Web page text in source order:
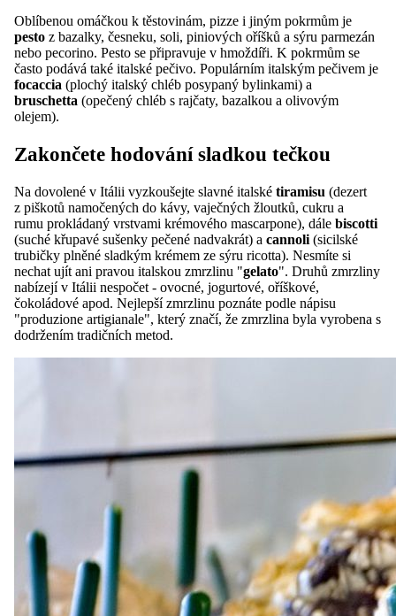
Oblíbenou omáčkou k těstovinám, pizze i jiným pokrmům je
pesto z bazalky, česneku, soli, piniových oříšků a sýru parmezán
nebo pecorino. Pesto se připravuje v hmoždíři. K pokrmům se
často podává také italské pečivo. Populárním italským pečivem je
focaccia (plochý italský chléb posypaný bylinkami) a
bruschetta (opečený chléb s rajčaty, bazalkou a olivovým
olejem).
Zakončete hodování sladkou tečkou
Na dovolené v Itálii vyzkoušejte slavné italské tiramisu (dezert
z piškotů namočených do kávy, vaječných žloutků, cukru a
rumu prokládaný vrstvami krémového mascarpone), dále biscotti
(suché křupavé sušenky pečené nadvakrát) a cannoli (sicilské
trubičky plněné sladkým krémem ze sýru ricotta). Nesmíte si
nechat ujít ani pravou italskou zmrzlinu "gelato". Druhů zmrzliny
nabízejí v Itálii nespočet - ovocné, jogurtové, oříškové,
čokoládové apod. Nejlepší zmrzlinu poznáte podle nápisu
"produzione artigianale", který značí, že zmrzlina byla vyrobena s
dodržením tradičních metod.